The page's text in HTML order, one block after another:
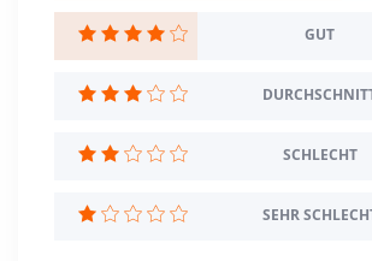
Regelstudienzeit
3 Semester
Sprache
Englisch
Studienbeginn
Sommer- u. Wintersemester
GUT
SCHLECHT
SEHR